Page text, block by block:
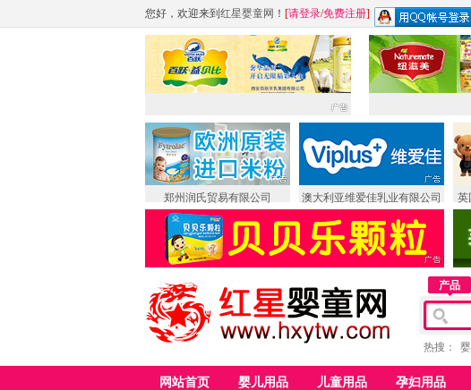
您好，欢迎来到 红星婴童网 ！ [请登录/免费注册]
郑州润氏贸易有限公司 澳大利亚维爱佳乳业有限公司 英
产品
热搜：
网站首页 婴儿用品 儿童用品 孕妇用品